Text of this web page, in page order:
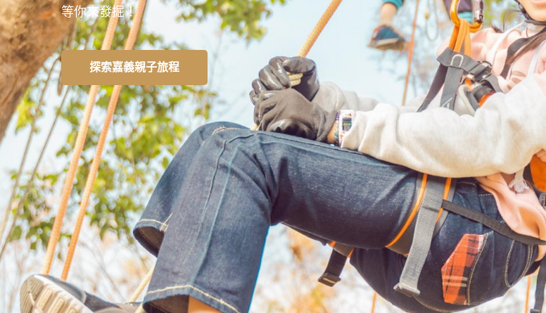
等你來發掘！
探索嘉義親子旅程